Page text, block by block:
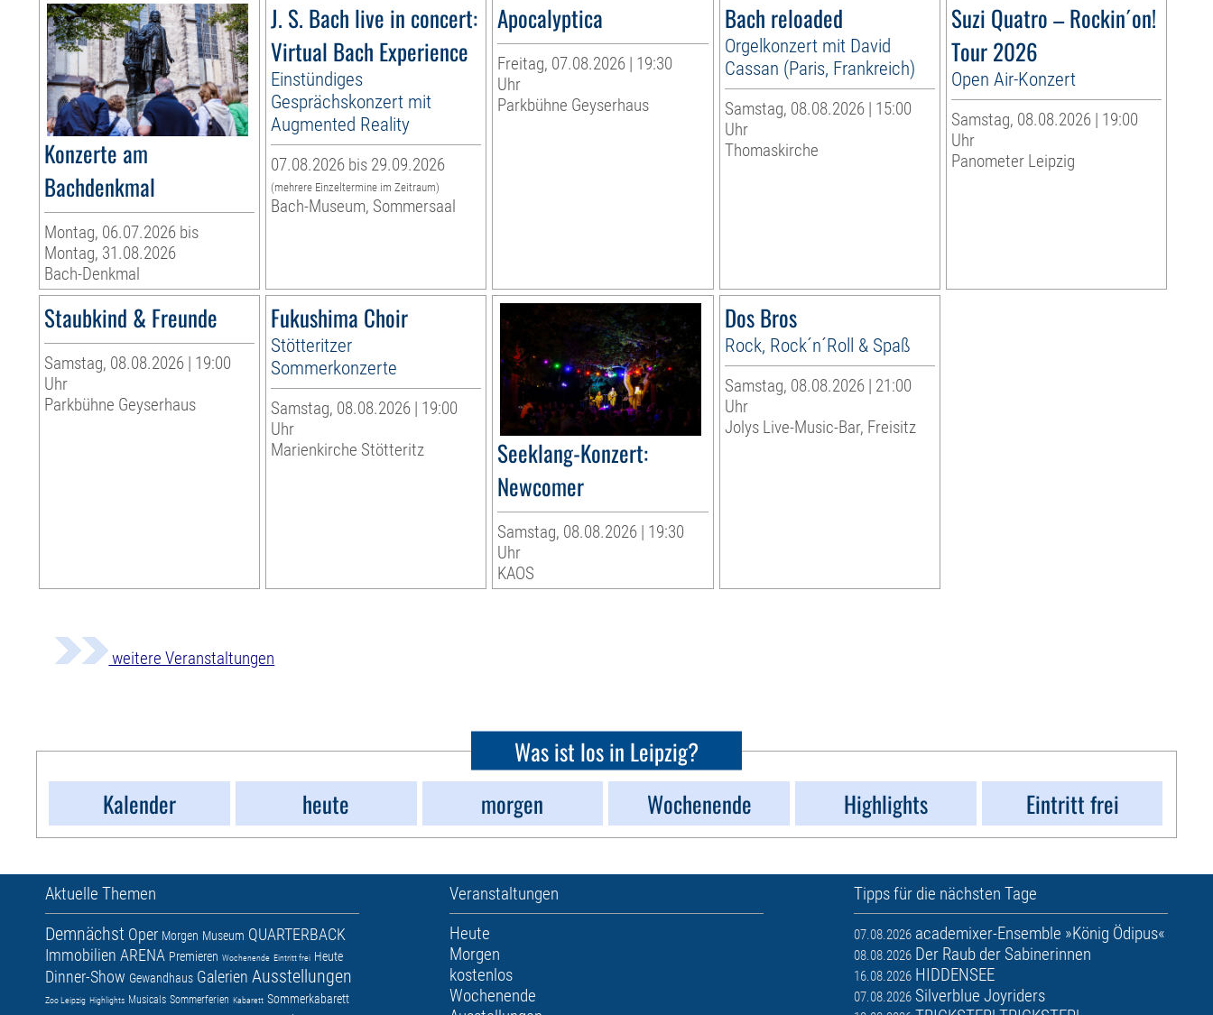
Konzerte am
Bachdenkmal
Montag, 06.07.2026 bis
Montag, 31.08.2026
Bach-Denkmal
J. S. Bach live in concert:
Virtual Bach Experience
Einstündiges
Gesprächskonzert mit
Augmented Reality
07.08.2026 bis 29.09.2026
(mehrere Einzeltermine im Zeitraum)
Bach-Museum, Sommersaal
Apocalyptica
Freitag, 07.08.2026 | 19:30
Uhr
Parkbühne Geyserhaus
Bach reloaded
Orgelkonzert mit David
Cassan (Paris, Frankreich)
Samstag, 08.08.2026 | 15:00
Uhr
Thomaskirche
Suzi Quatro – Rockin´on!
Tour 2026
Open Air-Konzert
Samstag, 08.08.2026 | 19:00
Uhr
Panometer Leipzig
Staubkind & Freunde
Samstag, 08.08.2026 | 19:00
Uhr
Parkbühne Geyserhaus
Fukushima Choir
Stötteritzer
Sommerkonzerte
Samstag, 08.08.2026 | 19:00
Uhr
Marienkirche Stötteritz
Seeklang-Konzert:
Newcomer
Samstag, 08.08.2026 | 19:30
Uhr
KAOS
Dos Bros
Rock, Rock´n´Roll & Spaß
Samstag, 08.08.2026 | 21:00
Uhr
Jolys Live-Music-Bar, Freisitz
weitere Veranstaltungen
Was ist los in Leipzig?
Kalender
heute morgen Wochenende Highlights Eintritt frei
Aktuelle Themen
Demnächst Oper Morgen Museum QUARTERBACK
Immobilien ARENA Premieren Wochenende Eintritt frei Heute
Dinner-Show Gewandhaus Galerien Ausstellungen
Zoo Leipzig Highlights Musicals Sommerferien Kabarett Sommerkabarett
Veranstaltungen
Heute
Morgen
kostenlos
Wochenende
Tipps für die nächsten Tage
07.08.2026 academixer-Ensemble »König Ödipus«
08.08.2026 Der Raub der Sabinerinnen
16.08.2026 HIDDENSEE
07.08.2026 Silverblue Joyriders